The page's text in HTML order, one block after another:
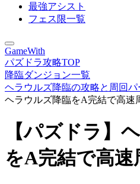
最強アシスト
フェス限一覧
GameWith
パズドラ攻略TOP
降臨ダンジョン一覧
ヘラウルズ降臨の攻略と周回パ
ヘラウルズ降臨をA完結で高速
【パズドラ】
をA完結で高速